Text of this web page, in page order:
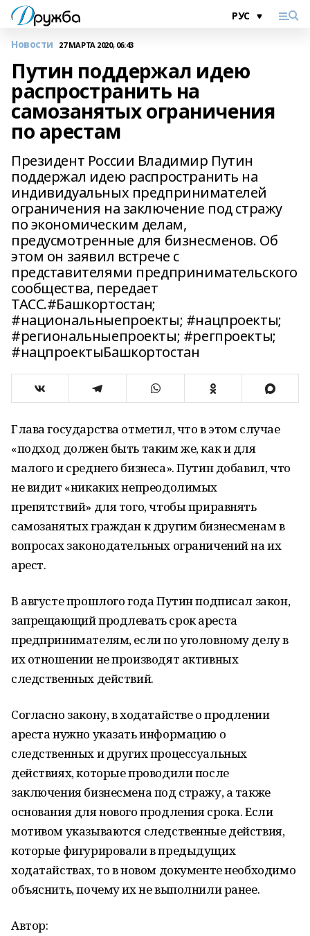
Новости 27 МАРТА 2020, 06:43
Путин поддержал идею
распространить на
самозанятых ограничения
по арестам
Президент России Владимир Путин
поддержал идею распространить на
индивидуальных предпринимателей
ограничения на заключение под стражу
по экономическим делам,
предусмотренные для бизнесменов. Об
этом он заявил встрече с
представителями предпринимательского
сообщества, передает
ТАСС.#Башкортостан;
#национальныепроекты; #нацпроекты;
#региональныепроекты; #регпроекты;
#нацпроектыБашкортостан
Глава государства отметил, что в этом случае
«подход должен быть таким же, как и для
малого и среднего бизнеса». Путин добавил, что
не видит «никаких непреодолимых
препятствий» для того, чтобы приравнять
самозанятых граждан к другим бизнесменам в
вопросах законодательных ограничений на их
арест.
В августе прошлого года Путин подписал закон,
запрещающий продлевать срок ареста
предпринимателям, если по уголовному делу в
их отношении не производят активных
следственных действий.
Согласно закону, в ходатайстве о продлении
ареста нужно указать информацию о
следственных и других процессуальных
действиях, которые проводили после
заключения бизнесмена под стражу, а также
основания для нового продления срока. Если
мотивом указываются следственные действия,
которые фигурировали в предыдущих
ходатайствах, то в новом документе необходимо
объяснить, почему их не выполнили ранее.
Автор: